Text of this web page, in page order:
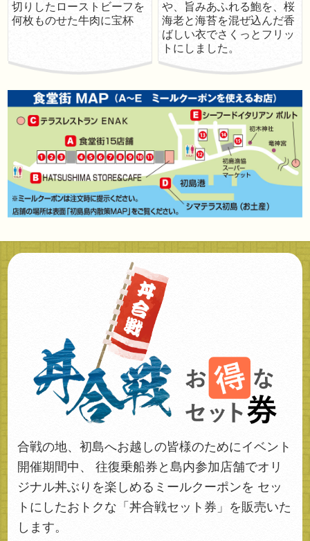
切りしたローストビーフを
何枚ものせた牛肉に宝杯
や、旨みあふれる鮑を、桜
海老と海苔を混ぜ込んだ香
ばしい衣でさくっとフリッ
トにしました。
合戦の地、初島へお越しの皆様のためにイベント
開催期間中、
往復乗船券と島内参加店舗でオリ
ジナル丼ぶりを楽しめるミールクーポンを セッ
トにしたおトクな「丼合戦セット券」を販売いた
します。